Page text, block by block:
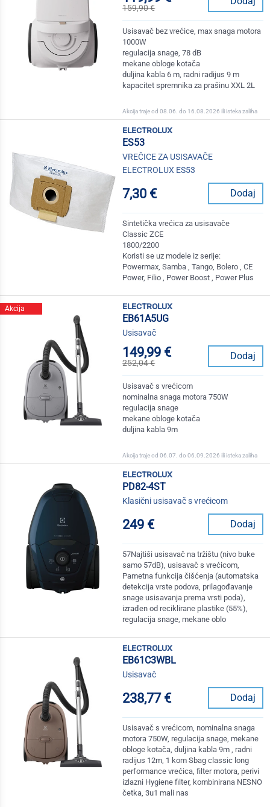
159,90 €
Usisavač bez vrećice, max snaga motora
1000W
regulacija snage, 78 dB
mekane obloge kotača
duljina kabla 6 m, radni radijus 9 m
kapacitet spremnika za prašinu XXL 2L
Akcija traje od 08.06. do 16.08.2026 ili isteka zaliha
electrolux
ES53
VREČICE ZA USISAVAČE
ELECTROLUX ES53
7,30 € Dodaj
Sintetička vrećica za usisavače
Classic ZCE
1800/2200
Koristi se uz modele iz serije:
Powermax, Samba , Tango, Bolero , CE
Power, Filio , Power Boost , Power Plus
Akcija
electrolux
EB61A5UG
Usisavač
149,99 €
252,04 €
Dodaj
Usisavač s vrećicom
nominalna snaga motora 750W
regulacija snage
mekane obloge kotača
duljina kabla 9m
Akcija traje od 06.07. do 06.09.2026 ili isteka zaliha
electrolux
PD82-4ST
Klasični usisavač s vrećicom
249 € Dodaj
57Najtiši usisavač na tržištu (nivo buke
samo 57dB), usisavač s vrećicom,
Pametna funkcija čišćenja (automatska
detekcija vrste podova, prilagođavanje
snage usisavanja prema vrsti poda),
izrađen od reciklirane plastike (55%),
regulacija snage, mekane oblo
electrolux
EB61C3WBL
Usisavač
238,77 € Dodaj
Usisavač s vrećicom, nominalna snaga
motora 750W, regulacija snage, mekane
obloge kotača, duljina kabla 9m , radni
radijus 12m, 1 kom Sbag classic long
performance vrećica, filter motora, perivi
izlazni Hygiene filter, kombinirana NESNO
četka, 3u1 mali nas